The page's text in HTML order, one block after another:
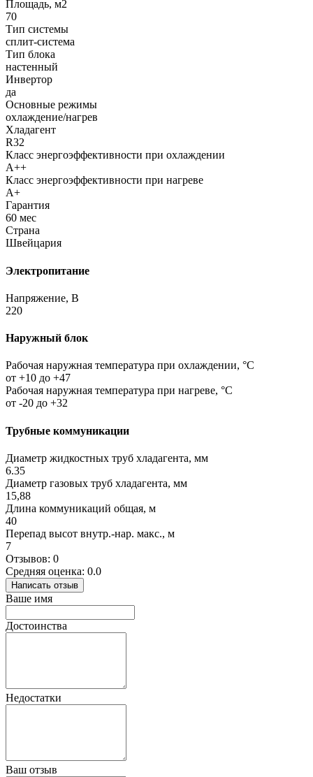
Площадь, м2
70
Тип системы
сплит-система
Тип блока
настенный
Инвертор
да
Основные режимы
охлаждение/нагрев
Хладагент
R32
Класс энергоэффективности при охлаждении
A++
Класс энергоэффективности при нагреве
A+
Гарантия
60 мес
Страна
Швейцария
Электропитание
Напряжение, В
220
Наружный блок
Рабочая наружная температура при охлаждении, °C
от +10 до +47
Рабочая наружная температура при нагреве, °C
от -20 до +32
Трубные коммуникации
Диаметр жидкостных труб хладагента, мм
6.35
Диаметр газовых труб хладагента, мм
15,88
Длина коммуникаций общая, м
40
Перепад высот внутр.-нар. макс., м
7
Отзывов: 0
Средняя оценка: 0.0
Написать отзыв
Ваше имя
Достоинства
Недостатки
Ваш отзыв